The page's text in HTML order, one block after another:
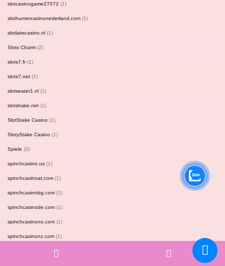
slotcasinogame27072 (1)
slothuntercasinonederland.com (1)
slotlairscasino.nl (1)
Slots Charm (2)
slots7.fr(1)
slots7.net (1)
slotseater1.nl (1)
slotshake.net (1)
SlotStake Casino (1)
SlotyStake Casino (1)
Spiele (3)
spinchcasino.us (1)
spinchcasinoat.com (1)
spinchcasinobg.com (1)
spinchcasinode.com (1)
spinchcasinono.com (1)
spinchcasinonz.com (1)
(1) Email